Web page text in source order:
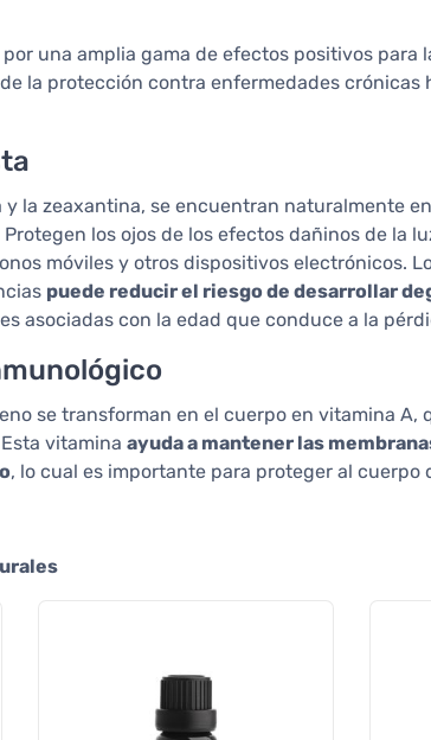
una amplia gama de efectos positivos para
la protección contra enfermedades crónicas
la zeaxantina, se encuentran naturalmente
los ojos de los efectos dañinos de la
móviles y otros dispositivos electrónicos.
puede reducir el riesgo de desarrollar
asociadas con la edad que conduce a la
se transforman en el cuerpo en vitamina A,
vitamina ayuda a mantener las
, lo cual es importante para proteger al cuerpo